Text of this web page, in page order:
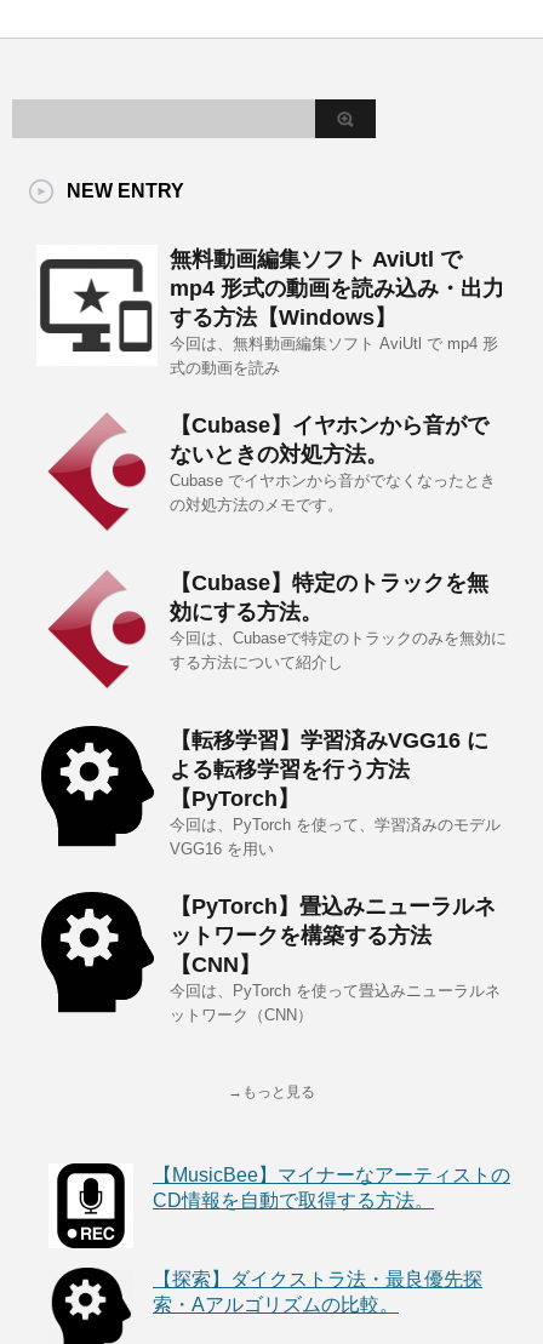
NEW ENTRY
無料動画編集ソフト AviUtl で
mp4 形式の動画を読み込み・出力
する方法【Windows】
今回は、無料動画編集ソフト AviUtl で mp4 形
式の動画を読み
【Cubase】イヤホンから音がで
ないときの対処方法。
Cubase でイヤホンから音がでなくなったとき
の対処方法のメモです。
【Cubase】特定のトラックを無
効にする方法。
今回は、Cubaseで特定のトラックのみを無効に
する方法について紹介し
【転移学習】学習済みVGG16 に
よる転移学習を行う方法
【PyTorch】
今回は、PyTorch を使って、学習済みのモデル
VGG16 を用い
【PyTorch】畳込みニューラルネ
ットワークを構築する方法
【CNN】
今回は、PyTorch を使って畳込みニューラルネ
ットワーク（CNN）
→もっと見る
【MusicBee】マイナーなアーティストの
CD情報を自動で取得する方法。
【探索】ダイクストラ法・最良優先探
索・Aアルゴリズムの比較。